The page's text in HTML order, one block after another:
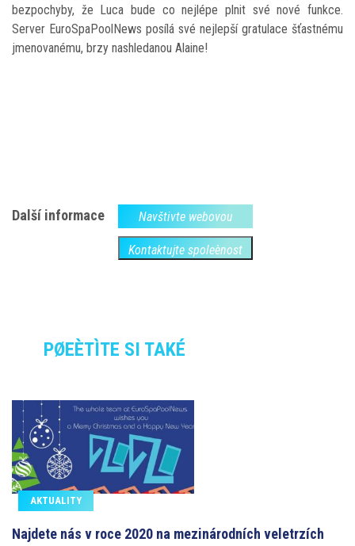
bezpochyby, že Luca bude co nejlépe plnit své nové funkce.
Server EuroSpaPoolNews posílá své nejlepší gratulace šťastnému
jmenovanému, brzy nashledanou Alaine!
Další informace Navštivte webovou
Kontaktujte spoleènost
PØEÈTÌTE SI TAKÉ
AKTUALITY
Najdete nás v roce 2020 na mezinárodních veletrzích